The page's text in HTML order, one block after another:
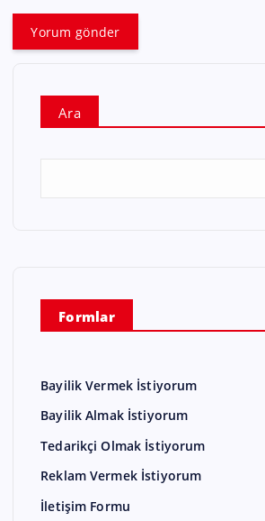
Ara
Formlar
Bayilik Vermek İstiyorum
Bayilik Almak İstiyorum
Tedarikçi Olmak İstiyorum
Reklam Vermek İstiyorum
İletişim Formu